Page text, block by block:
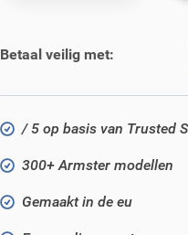
Betaal veilig met:
/ 5 op basis van Trusted
300+ Armster modellen
Gemaakt in de eu